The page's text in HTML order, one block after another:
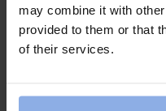
may combine it with
provided to them or that
of their services.